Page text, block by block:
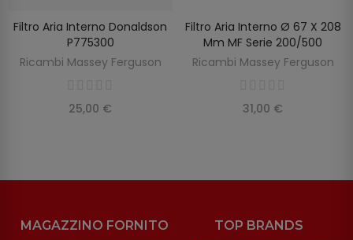
AGGIUNGI AL CARRELLO
Filtro Aria Interno Donaldson
P775300
Ricambi Massey Ferguson
25,00 €
SCOPRIRE
Filtro Aria Interno Ø 67 X 208
Mm MF Serie 200/500
Ricambi Massey Ferguson
31,00 €
MAGAZZINO FORNITO TOP BRANDS